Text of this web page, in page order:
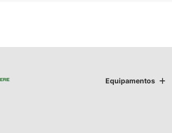
Equipamentos